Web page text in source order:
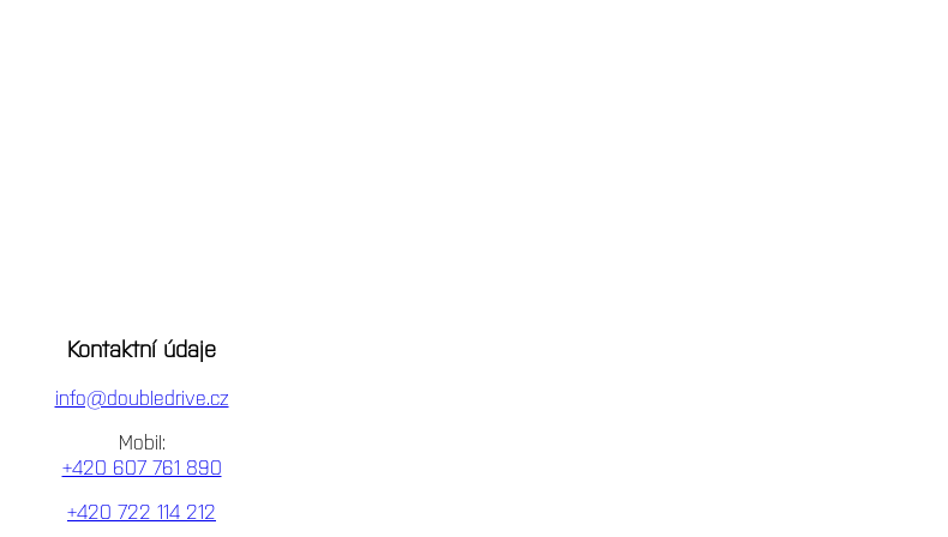
Kontaktní údaje
info@doubledrive.cz
Mobil:
+420 607 761 890
+420 722 114 212